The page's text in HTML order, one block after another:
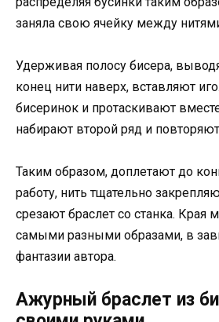
заняла свою ячейку между
Удерживая полосу бисера,
конец нити наверх, вставляют
бисеринок и протаскивают
набирают второй ряд и
Таким образом, доплетают до
работу, нить тщательно
срезают браслет со станка. Края
самыми разными образами, в
фантазии автора.
Ажурный браслет из